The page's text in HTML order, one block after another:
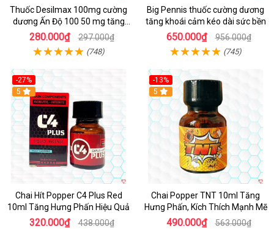
Thuốc Desilmax 100mg cường
dương Ấn Độ 100 50 mg tăng
sinh lý tốt nhất
280.000₫ 297.000₫
(748)
Big Pennis thuốc cường dương
tăng khoái cảm kéo dài sức bền
650.000₫ 956.000₫
(745)
-27%
5
Chai Hít Popper C4 Plus Red
10ml Tăng Hưng Phấn Hiệu Quả
320.000₫ 438.000₫
-13%
5
Chai Popper TNT 10ml Tăng
Hưng Phấn, Kích Thích Mạnh Mẽ
490.000₫ 563.000₫